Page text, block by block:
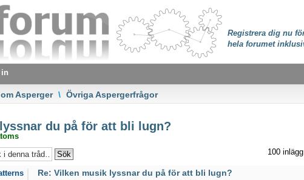
Registrera dig nu
hela forumet
in
Asperger \ Övriga Aspergerfrågor
du på för att bli lugn?
100 inlägg
Re: Vilken musik lyssnar du på för att bli lugn?